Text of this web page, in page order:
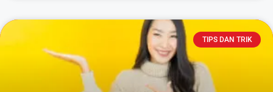
TIPS DAN TRIK